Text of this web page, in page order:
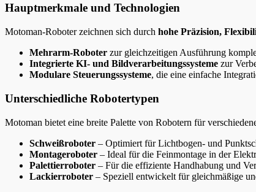
Hauptmerkmale und Technologien
Motoman-Roboter zeichnen sich durch hohe Präzision,
Mehrarm-Roboter zur gleichzeitigen Ausführung
Integrierte KI- und Bildverarbeitungssysteme zur
Modulare Steuerungssysteme, die eine einfache
Unterschiedliche Robotertypen
Motoman bietet eine breite Palette von Robotern für
Schweißroboter – Optimiert für Lichtbogen- und
Montageroboter – Ideal für die Feinmontage in der
Palettierroboter – Für die effiziente Handhabung und
Lackierroboter – Speziell entwickelt für gleichmäßige